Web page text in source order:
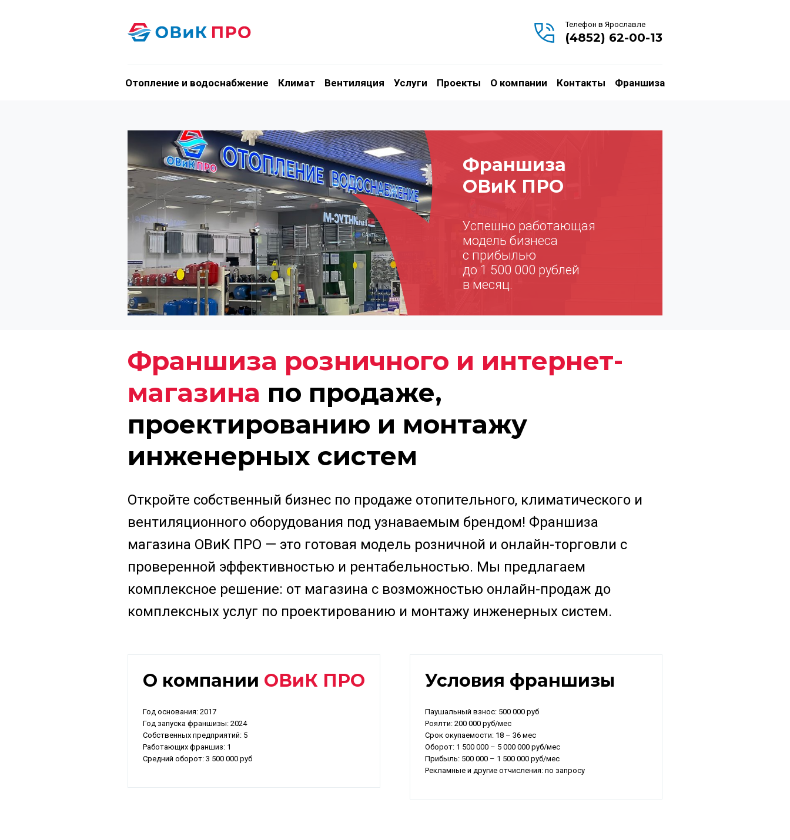
Телефон в Ярославле
(4852) 62-00-13
Отопление и водоснабжение Климат Вентиляция Услуги Проекты О компании Контакты Франшиза
Франшиза
ОВиК ПРО
Успешно работающая
модель бизнеса
с прибылью
до 1 500 000 рублей
в месяц.
Франшиза розничного и интернет-
магазина по продаже,
проектированию и монтажу
инженерных систем
Откройте собственный бизнес по продаже отопительного, климатического и
вентиляционного оборудования под узнаваемым брендом! Франшиза
магазина ОВиК ПРО — это готовая модель розничной и онлайн-торговли с
проверенной эффективностью и рентабельностью. Мы предлагаем
комплексное решение: от магазина с возможностью онлайн-продаж до
комплексных услуг по проектированию и монтажу инженерных систем.
О компании ОВиК ПРО
Год основания: 2017
Год запуска франшизы: 2024
Собственных предприятий: 5
Работающих франшиз: 1
Средний оборот: 3 500 000 руб
Условия франшизы
Паушальный взнос: 500 000 руб
Роялти: 200 000 руб/мес
Срок окупаемости: 18 – 36 мес
Оборот: 1 500 000 – 5 000 000 руб/мес
Прибыль: 500 000 – 1 500 000 руб/мес
Рекламные и другие отчисления: по запросу